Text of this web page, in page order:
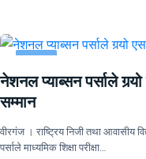
नेशनल प्याब्सन पर्साले
सम्मान
वीरगंज । राष्ट्रिय निजी तथा आवासीय
पर्साले माध्यमिक शिक्षा परीक्षा…